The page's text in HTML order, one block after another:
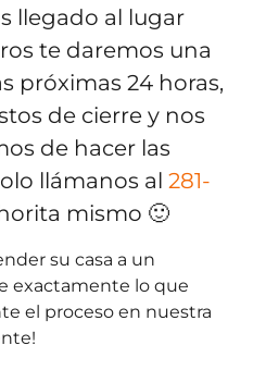
llegado al lugar
te daremos una
próximas 24 horas,
de cierre y nos
de hacer las
llámanos al 281-
mismo 🙂
su casa a un
exactamente lo que
el proceso en nuestra